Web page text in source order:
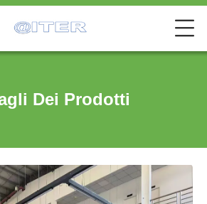
Dei Prodotti